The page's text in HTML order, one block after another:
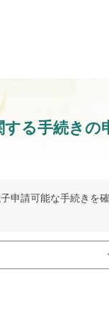
する手続きの
申請可能な手続きを確